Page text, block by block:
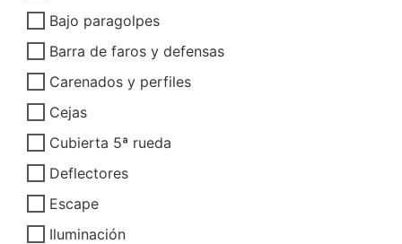
Bajo paragolpes
Barra de faros y defensas
Carenados y perfiles
Cejas
Cubierta 5ª rueda
Deflectores
Escape
Iluminación